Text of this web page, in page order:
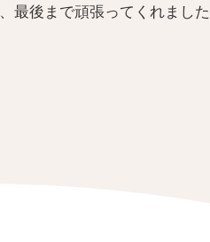
最後まで頑張ってくれました